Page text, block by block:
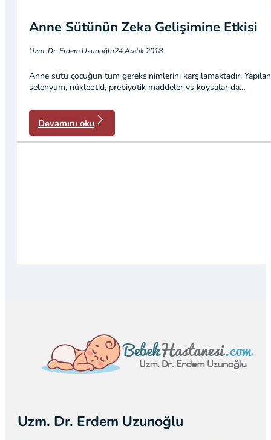
Anne Sütünün Zeka Gelişimine Etkisi
Uzm. Dr. Erdem Uzunoğlu24 Aralık 2018
Anne sütü çocuğun tüm gereksinimlerini karşılamaktadır.
selenyum, nükleotid, prebiyotik maddeler vs koysalar da…
Devamını oku
Uzm. Dr. Erdem Uzunoğlu